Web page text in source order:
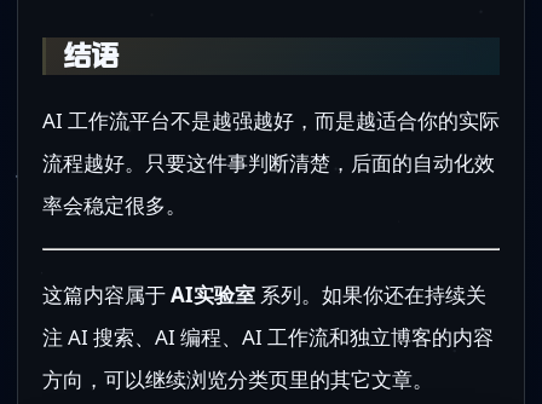
结语
AI 工作流平台不是越强越好，而是越适合你的实际
流程越好。只要这件事判断清楚，后面的自动化效
率会稳定很多。
这篇内容属于AI实验室 系列。如果你还在持续关
注 AI 搜索、AI 编程、AI 工作流和独立博客的内容
方向，可以继续浏览分类页里的其它文章。